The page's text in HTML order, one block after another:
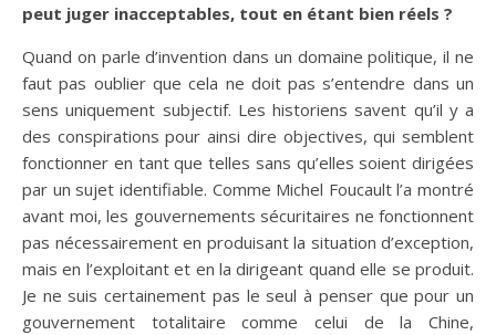
peut juger inacceptables, tout en étant bien réels ?
Quand on parle d’invention dans un domaine politique, il ne
faut pas oublier que cela ne doit pas s’entendre dans un
sens uniquement subjectif. Les historiens savent qu’il y a
des conspirations pour ainsi dire objectives, qui semblent
fonctionner en tant que telles sans qu’elles soient dirigées
par un sujet identifiable. Comme Michel Foucault l’a montré
avant moi, les gouvernements sécuritaires ne fonctionnent
pas nécessairement en produisant la situation d’exception,
mais en l’exploitant et en la dirigeant quand elle se produit.
Je ne suis certainement pas le seul à penser que pour un
gouvernement totalitaire comme celui de la Chine,